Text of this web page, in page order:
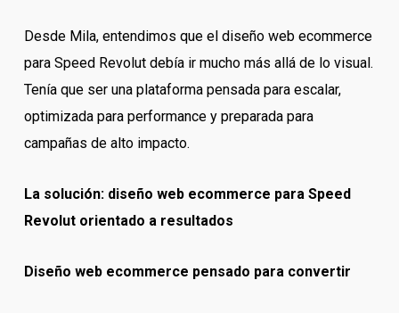
Desde Mila, entendimos que el diseño web ecommerce
para Speed Revolut debía ir mucho más allá de lo visual.
Tenía que ser una plataforma pensada para escalar,
optimizada para performance y preparada para
campañas de alto impacto.
La solución: diseño web ecommerce para Speed
Revolut orientado a resultados
Diseño web ecommerce pensado para convertir